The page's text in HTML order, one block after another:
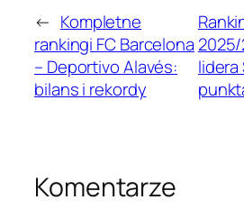
← Kompletne
rankingi FC Barcelona
– Deportivo Alavés:
bilans i rekordy
lidera
Komentarze